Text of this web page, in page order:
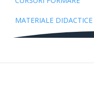
MATERIALE DIDACTICE